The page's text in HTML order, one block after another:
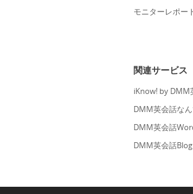
モニターレポー
関連サービス
iKnow! by DMM
DMM英会話な
DMM英会話
DMM英会話Blog